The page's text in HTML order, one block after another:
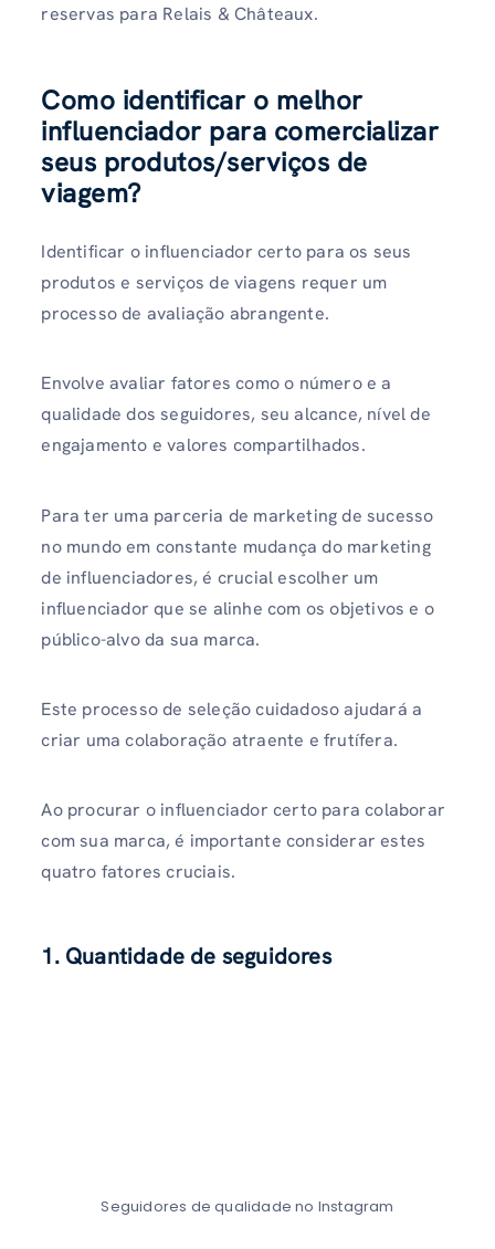
reservas para Relais & Châteaux.
Como identificar o melhor
influenciador para comercializar
seus produtos/serviços de
viagem?
Identificar o influenciador certo para os seus
produtos e serviços de viagens requer um
processo de avaliação abrangente.
Envolve avaliar fatores como o número e a
qualidade dos seguidores, seu alcance, nível de
engajamento e valores compartilhados.
Para ter uma parceria de marketing de sucesso
no mundo em constante mudança do marketing
de influenciadores, é crucial escolher um
influenciador que se alinhe com os objetivos e o
público-alvo da sua marca.
Este processo de seleção cuidadoso ajudará a
criar uma colaboração atraente e frutífera.
Ao procurar o influenciador certo para colaborar
com sua marca, é importante considerar estes
quatro fatores cruciais.
1. Quantidade de seguidores
Seguidores de qualidade no Instagram